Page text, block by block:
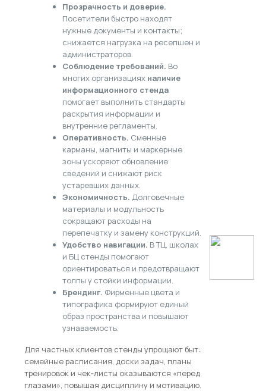
Прозрачность и доверие.
Посетители быстро находят
нужные документы и контакты;
снижается нагрузка на ресепшен и
администраторов.
Соблюдение требований. Во
многих организациях наличие
информационного стенда
помогает выполнить стандарты
раскрытия информации и
внутренние регламенты.
Оперативность. Сменные
карманы, магниты и маркерные
зоны ускоряют обновление
сведений и снижают риск
устаревших данных.
Экономичность. Долговечные
материалы и модульность
сокращают расходы на
перепечатку и замену конструкций.
Удобство навигации. В ТЦ, школах
и БЦ стенды помогают
ориентироваться и предотвращают
толпы у стойки информации.
Брендинг. Фирменные цвета и
типографика формируют единый
образ пространства и повышают
узнаваемость.
Для частных клиентов стенды упрощают быт:
семейные расписания, доски задач, планы
тренировок и чек‑листы оказываются «перед
глазами», повышая дисциплину и мотивацию.